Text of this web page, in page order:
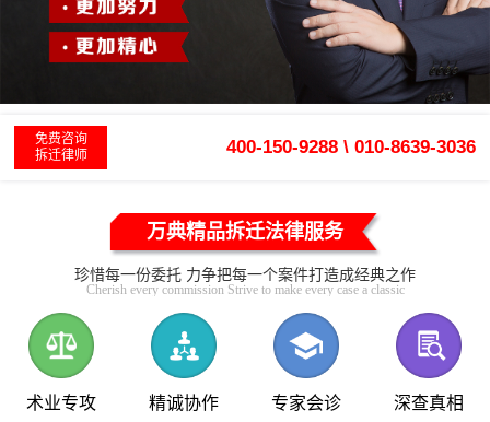
免费咨询
拆迁律师
400-150-9288 \ 010-8639-3036
万典精品拆迁法律服务
珍惜每一份委托 力争把每一个案件打造成经典之作
Cherish every commission Strive to make every case a classic
术业专攻 精诚协作 专家会诊 深查真相